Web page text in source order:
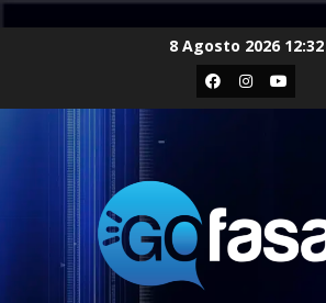
8 Agosto 2026 12:32
Facebook
Instagram
Youtube